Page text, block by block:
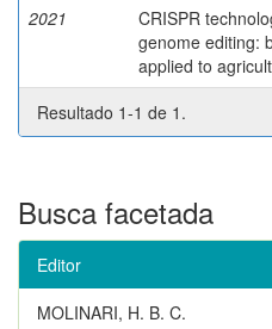
2021
CRISPR
genome editing:
applied to
Resultado 1-1 de 1.
Busca facetada
Editor
MOLINARI, H. B. C.